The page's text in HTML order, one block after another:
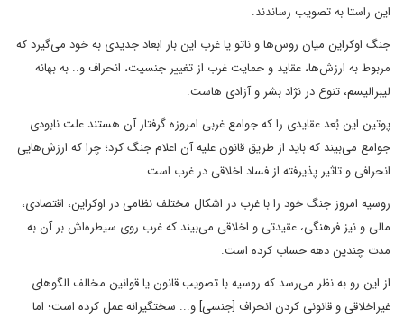
این راستا به تصویب رساندند.
جنگ اوکراین میان روس‌ها و ناتو یا غرب این بار ابعاد جدیدی به خود می‌گیرد که
مربوط به ارزش‌ها، عقاید و حمایت غرب از تغییر جنسیت، انحراف و.. به بهانه
لیبرالیسم، تنوع در نژاد بشر و آزادی هاست.
پوتین این بُعد عقایدی را که جوامع غربی امروزه گرفتار آن هستند علت نابودی
جوامع می‌بیند که باید از طریق قانون علیه آن اعلام جنگ کرد؛ چرا که ارزش‌هایی
انحرافی و تاثیر پذیرفته از فساد اخلاقی در غرب است.
روسیه امروز جنگ خود را با غرب در اشکال مختلف نظامی در اوکراین، اقتصادی،
مالی و نیز فرهنگی، عقیدتی و اخلاقی می‌بیند که غرب روی سیطره‌اش بر آن به
مدت چندین دهه حساب کرده است.
از این رو به نظر می‌رسد که روسیه با تصویب قانون یا قوانین مخالف الگوهای
غیراخلاقی و قانونی کردن انحراف [جنسی] و... سختگیرانه عمل کرده است؛ اما